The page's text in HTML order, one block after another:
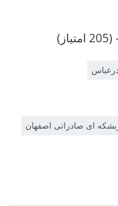
ای صادراتی اصفهان